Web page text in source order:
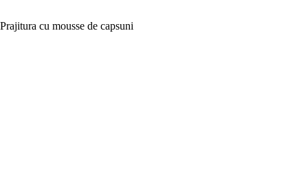
Prajitura cu mousse de capsuni